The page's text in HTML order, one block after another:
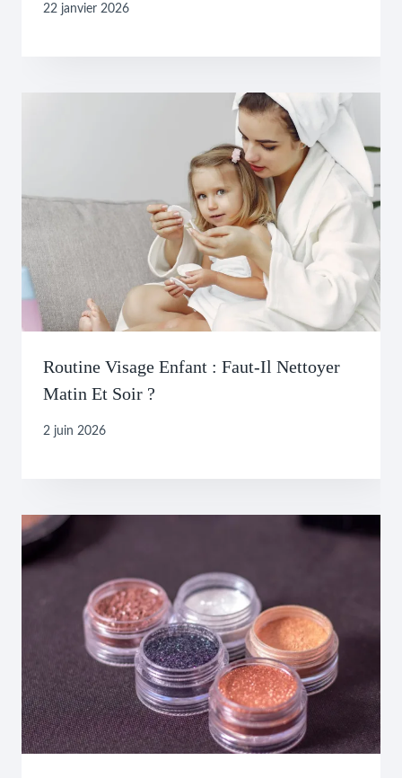
22 janvier 2026
Routine Visage Enfant : Faut-Il Nettoyer
Matin Et Soir ?
2 juin 2026